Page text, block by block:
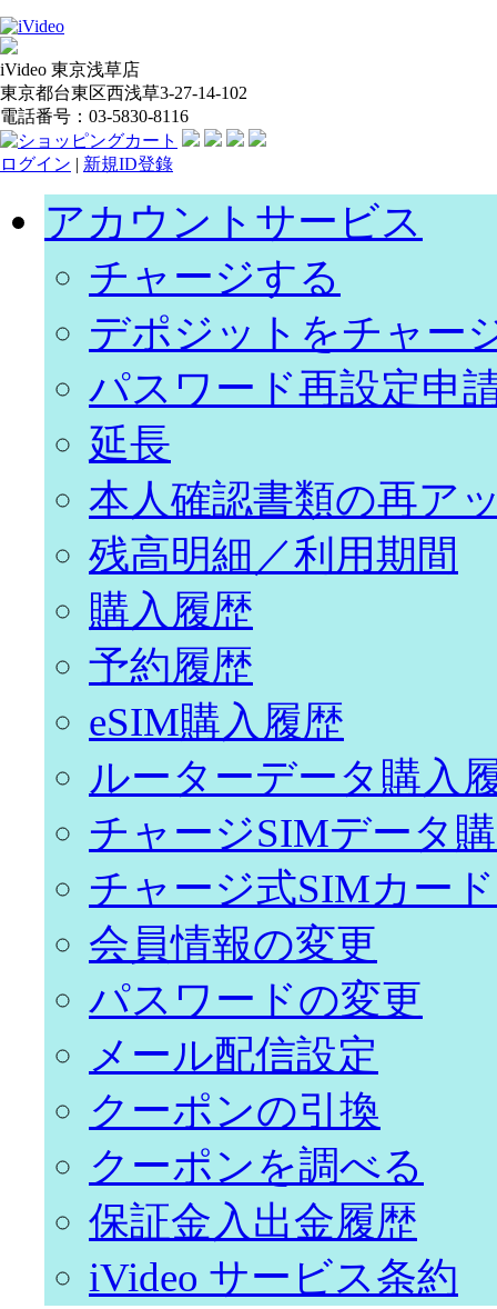
iVideo 東京浅草店
東京都台東区西浅草3-27-14-102
電話番号：03-5830-8116
ログイン | 新規ID登錄
アカウントサービス
チャージする
デポジットをチャー
パスワード再設定申
延長
本人確認書類の再ア
残高明細／利用期間
購入履歴
予約履歴
eSIM購入履歴
ルーターデータ購入
チャージSIMデータ
チャージ式SIMカー
会員情報の変更
パスワードの変更
メール配信設定
クーポンの引換
クーポンを調べる
保証金入出金履歴
iVideo サービス条約